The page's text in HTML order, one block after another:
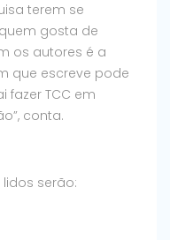
terem se
gosta de
os autores é a
que escreve pode
fazer TCC em
conta.
serão: